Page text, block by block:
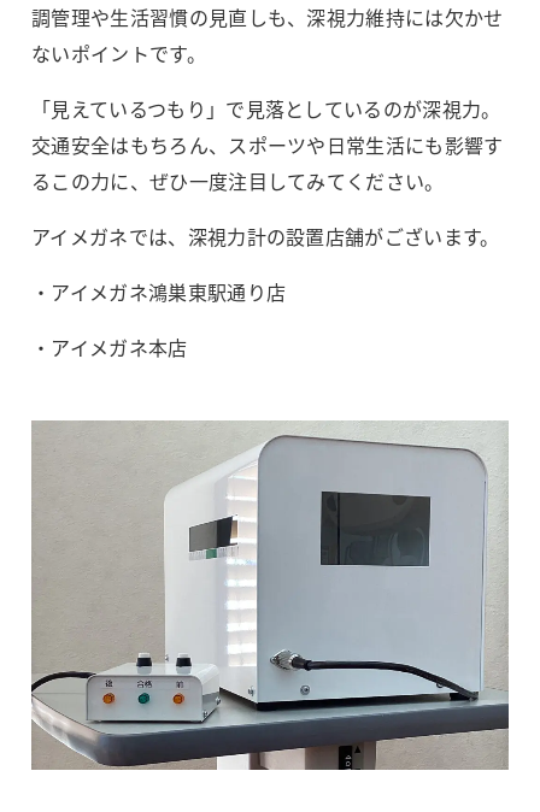
調管理や生活習慣の見直しも、深視力維持には欠かせ
ないポイントです。
「見えているつもり」で見落としているのが深視力。
交通安全はもちろん、スポーツや日常生活にも影響す
るこの力に、ぜひ一度注目してみてください。
アイメガネでは、深視力計の設置店舗がございます。
・アイメガネ鴻巣東駅通り店
・アイメガネ本店